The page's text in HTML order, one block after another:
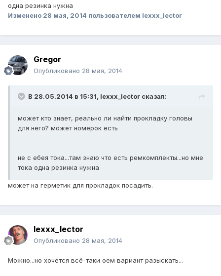
одна резинка нужна
Изменено 28 мая, 2014 пользователем lexxx_lector
Gregor
Опубликовано 28 мая, 2014
В 28.05.2014 в 15:31, lexxx_lector сказал:
может кто знает, реально ли найти прокладку головы
для него? может номерок есть
не с ебея тока...там знаю что есть ремкомплекты...но мне
тока одна резинка нужна
может на герметик для прокладок посадить.
lexxx_lector
Опубликовано 28 мая, 2014
Можно...но хочется всё-таки оем вариант разыскать...